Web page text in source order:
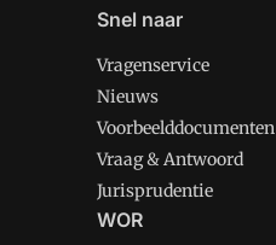
Snel naar
Vragenservice
Nieuws
Voorbeelddocumenten
Vraag & Antwoord
Jurisprudentie
WOR